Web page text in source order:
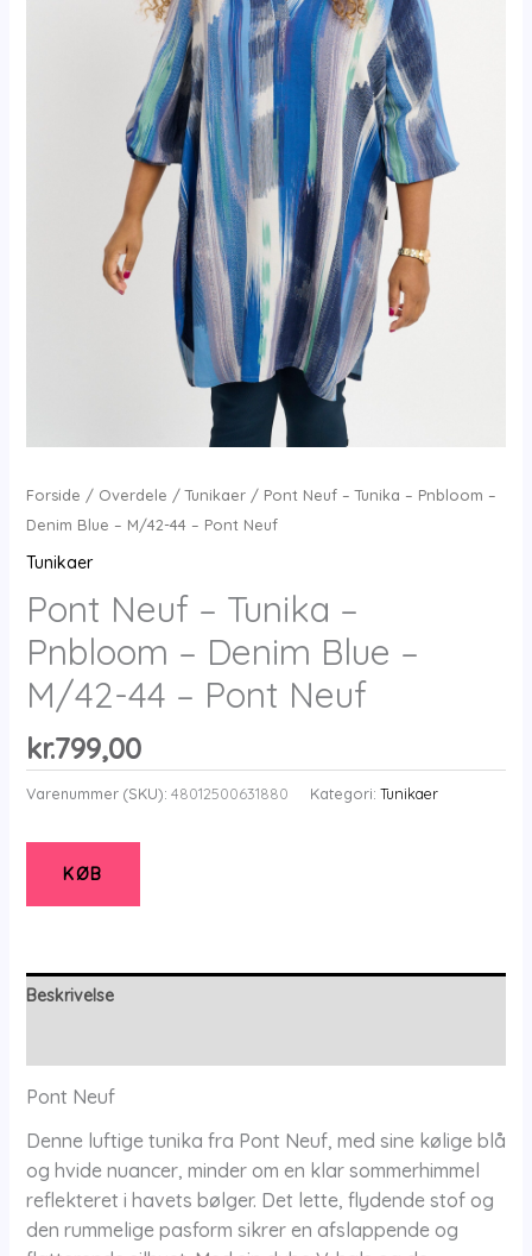
Forside / Overdele /Tunikaer/ Pont Neuf – Tunika – Pnbloom –
Denim Blue – M/42-44 – Pont Neuf
Tunikaer
Pont Neuf – Tunika –
Pnbloom – Denim Blue –
M/42-44 – Pont Neuf
kr.799,00
Varenummer (SKU): 48012500631880 Kategori: Tunikaer
KØB
Beskrivelse
Pont Neuf
Denne luftige tunika fra Pont Neuf, med sine kølige blå
og hvide nuancer, minder om en klar sommerhimmel
reflekteret i havets bølger. Det lette, flydende stof og
den rummelige pasform sikrer en afslappende og